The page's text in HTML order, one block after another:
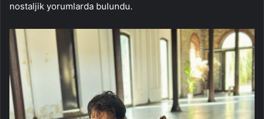
nostaljik yorumlarda bulundu.